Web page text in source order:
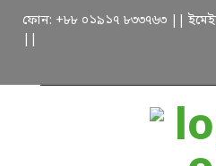
ফোন: +৮৮ ০১৯১৭ ৮৩৩৭৬৩ ||